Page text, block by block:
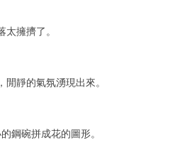
太擁擠了。
靜的氣氛湧現出來。
鋼碗拼成花的圖形。